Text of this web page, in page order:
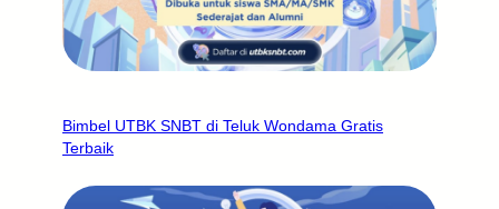
Bimbel UTBK SNBT di Teluk Wondama Gratis
Terbaik